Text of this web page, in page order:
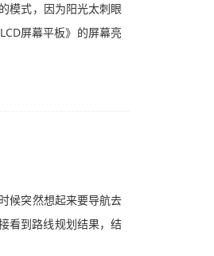
模式，因为阳光太刺眼
屏幕平板》的屏幕亮
候突然想起来要导航去
看到路线规划结果，结